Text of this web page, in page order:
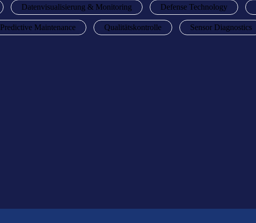
Datenvisualisierung & Monitoring Defense Technology
Predictive Maintenance Qualitätskontrolle Sensor Diagnostics